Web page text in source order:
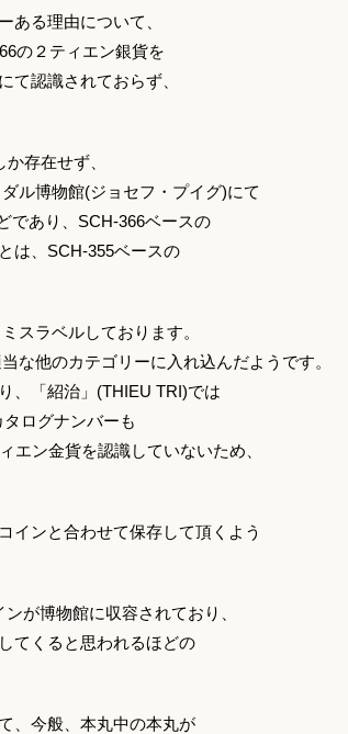
ある理由について、
の２ティエン銀貨を
て認識されておらず、
存在せず、
ル博物館(ジョセフ・プイグ)にて
であり、SCH-366ベースの
は、SCH-355ベースの
スラベルしております。
な他のカテゴリーに入れ込んだようです。
、「紹治」(THIEU TRI)では
ログナンバーも
エン金貨を認識していないため、
インと合わせて保存して頂くよう
が博物館に収容されており、
てくると思われるほどの
、今般、本丸中の本丸が